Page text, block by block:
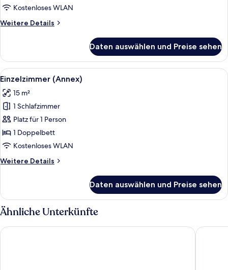
Kostenloses WLAN
Weitere Details
Weitere
(Annex)
Daten auswählen und Preise sehen
Alle
Fotos
für
Einzelzimmer
(Annex)
anzeigen
Ein Hotelzimmer mit zwei Betten,
1
Einzelzimmer (Annex)
15 m²
1 Schlafzimmer
Platz für 1 Person
1 Doppelbett
Kostenloses WLAN
Weitere Details
Weitere
(Annex)
Daten auswählen und Preise sehen
Ähnliche Unterkünfte
Strandflickornas Havshotell Hotell